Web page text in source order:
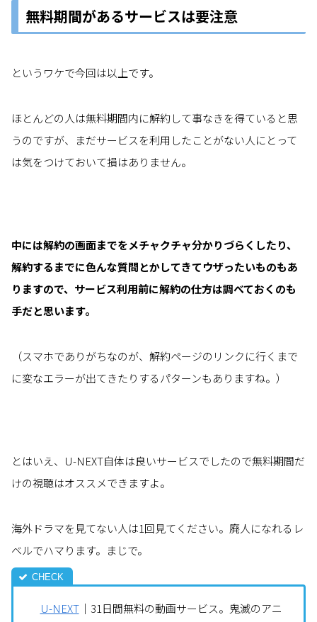
無料期間があるサービスは要注意
というワケで今回は以上です。
ほとんどの人は無料期間内に解約して事なきを得ていると思
うのですが、まだサービスを利用したことがない人にとって
は気をつけておいて損はありません。
中には解約の画面までをメチャクチャ分かりづらくしたり、
解約するまでに色んな質問とかしてきてウザったいものもあ
りますので、サービス利用前に解約の仕方は調べておくのも
手だと思います。
（スマホでありがちなのが、解約ページのリンクに行くまで
に変なエラーが出てきたりするパターンもありますね。）
とはいえ、U-NEXT自体は良いサービスでしたので無料期間だ
けの視聴はオススメできますよ。
海外ドラマを見てない人は1回見てください。廃人になれるレ
ベルでハマります。まじで。
U-NEXT ｜31日間無料の動画サービス。鬼滅のアニ